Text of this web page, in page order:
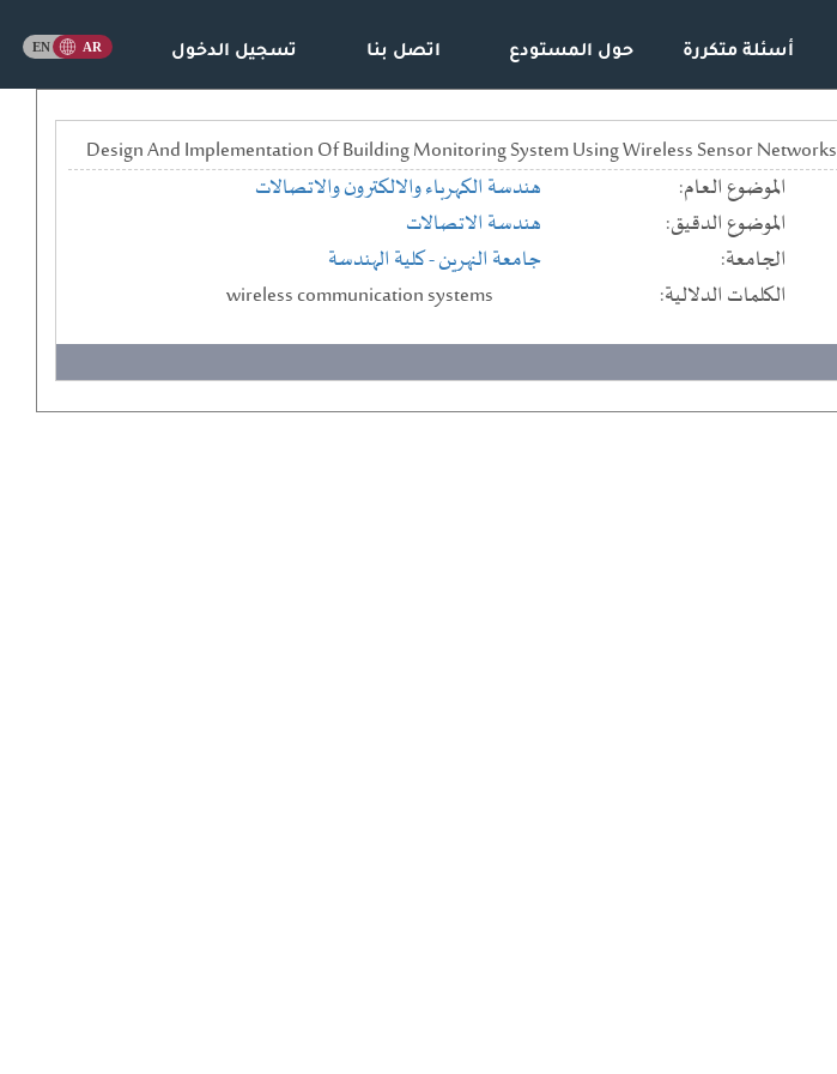
أسئلة متكررة حول المستودع اتصل بنا تسجيل الدخول
Design And Implementation Of Building Monitoring System Using Wireless Sensor Networks
الموضوع العام:
هندسة الكهرباء والالكترون والاتصالات
الموضوع الدقيق:
هندسة الاتصالات
الجامعة: جامعة النهرين- كلية الهندسة
الكلمات الدلالية:
wireless communication systems